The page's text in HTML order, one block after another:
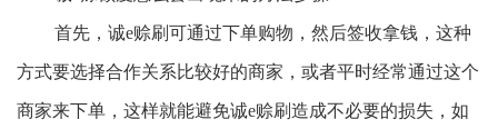
首先，诚e赊刷可通过下单购物，然后签收拿钱，这种
方式要选择合作关系比较好的商家，或者平时经常通过这个
商家来下单，这样就能避免诚e赊刷造成不必要的损失，如